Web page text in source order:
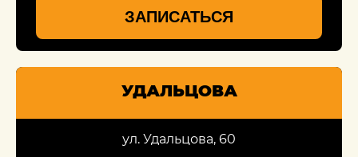
ЗАПИСАТЬСЯ
УДАЛЬЦОВА
ул. Удальцова, 60